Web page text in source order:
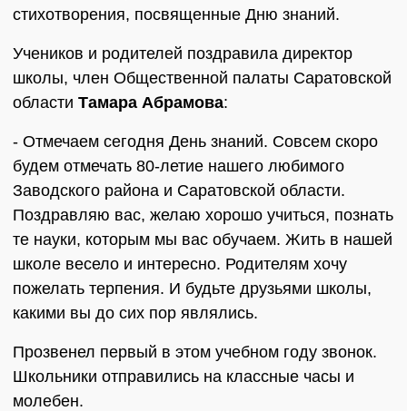
стихотворения, посвященные Дню знаний.
Учеников и родителей поздравила директор
школы, член Общественной палаты Саратовской
области Тамара Абрамова:
- Отмечаем сегодня День знаний. Совсем скоро
будем отмечать 80-летие нашего любимого
Заводского района и Саратовской области.
Поздравляю вас, желаю хорошо учиться, познать
те науки, которым мы вас обучаем. Жить в нашей
школе весело и интересно. Родителям хочу
пожелать терпения. И будьте друзьями школы,
какими вы до сих пор являлись.
Прозвенел первый в этом учебном году звонок.
Школьники отправились на классные часы и
молебен.